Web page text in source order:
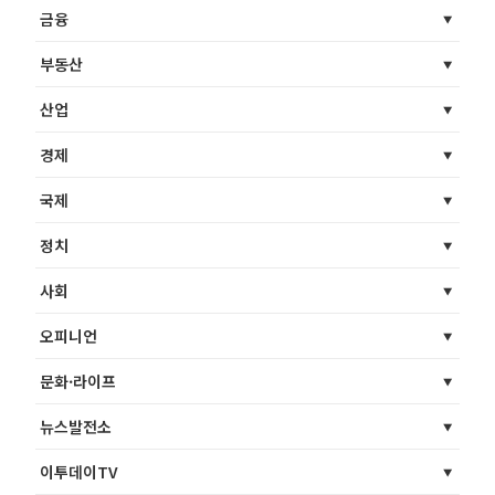
금융
부동산
산업
경제
국제
정치
사회
오피니언
문화·라이프
뉴스발전소
이투데이TV